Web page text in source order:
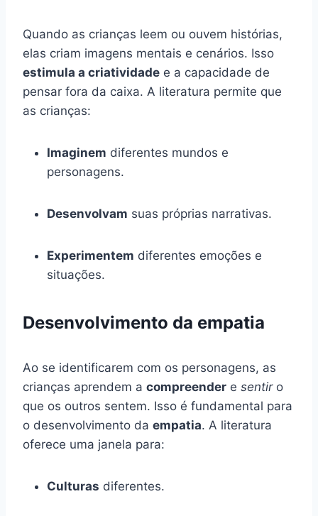
Quando as crianças leem ou ouvem histórias,
elas criam imagens mentais e cenários. Isso
estimula a criatividade e a capacidade de
pensar fora da caixa. A literatura permite que
as crianças:
Imaginem diferentes mundos e
personagens.
Desenvolvam suas próprias narrativas.
Experimentem diferentes emoções e
situações.
Desenvolvimento da empatia
Ao se identificarem com os personagens, as
crianças aprendem a compreender e sentiro
que os outros sentem. Isso é fundamental para
o desenvolvimento da empatia. A literatura
oferece uma janela para:
Culturas diferentes.